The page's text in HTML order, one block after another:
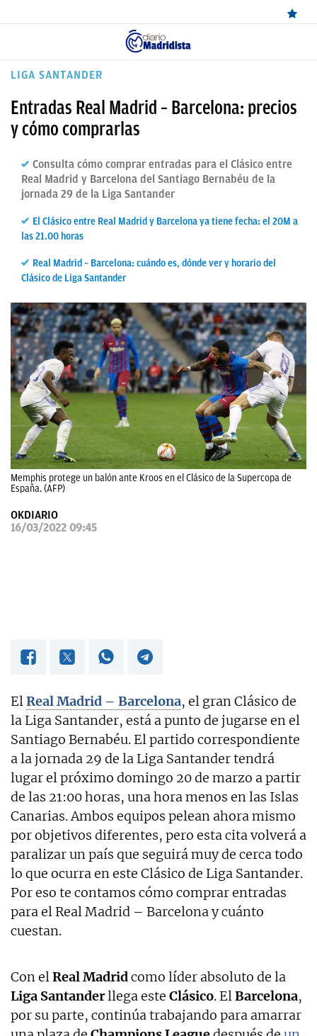
ÚLTIMAS
REAL
BALONCESTO
FICHAJES
DIRECTO
FEMENINO
PAPARAZZI
OKDIARIO
LIGA SANTANDER
Entradas Real Madrid – Barcelona: precios
y cómo comprarlas
Consulta cómo comprar entradas para el Clásico entre
Real Madrid y Barcelona del Santiago Bernabéu de la
jornada 29 de la Liga Santander
El Clásico entre Real Madrid y Barcelona ya tiene fecha: el 20M a
las 21.00 horas
Real Madrid – Barcelona: cuándo es, dónde ver y horario del
Clásico de Liga Santander
Memphis protege un balón ante Kroos en el Clásico de la Supercopa de
España. (AFP)
OKDIARIO
16/03/2022 09:45
ElReal Madrid – Barcelona, el gran Clásico de
la Liga Santander, está a punto de jugarse en el
Santiago Bernabéu. El partido correspondiente
a la jornada 29 de la Liga Santander tendrá
lugar el próximo domingo 20 de marzo a partir
de las 21:00 horas, una hora menos en las Islas
Canarias. Ambos equipos pelean ahora mismo
por objetivos diferentes, pero esta cita volverá a
paralizar un país que seguirá muy de cerca todo
lo que ocurra en este Clásico de Liga Santander.
Por eso te contamos cómo comprar entradas
para el Real Madrid – Barcelona y cuánto
cuestan.
Con elReal Madridcomo líder absoluto de la
Liga Santanderllega este Clásico. ElBarcelona,
por su parte, continúa trabajando para amarrar